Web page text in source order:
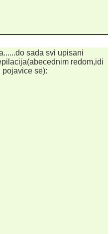
sada svi upisani
redom,idi
se):